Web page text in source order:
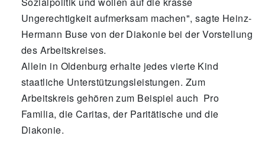
Ungerechtigkeit aufmerksam machen", sagte Heinz-
Hermann Buse von der Diakonie bei der Vorstellung
des Arbeitskreises.
Allein in Oldenburg erhalte jedes vierte Kind
staatliche Unterstützungsleistungen. Zum
Arbeitskreis gehören zum Beispiel auch Pro
Familia, die Caritas, der Paritätische und die
Diakonie.